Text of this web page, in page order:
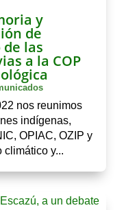
y
de
las
a la COP
nos reunimos
indígenas,
OPIAC, OZIP y
climático y...